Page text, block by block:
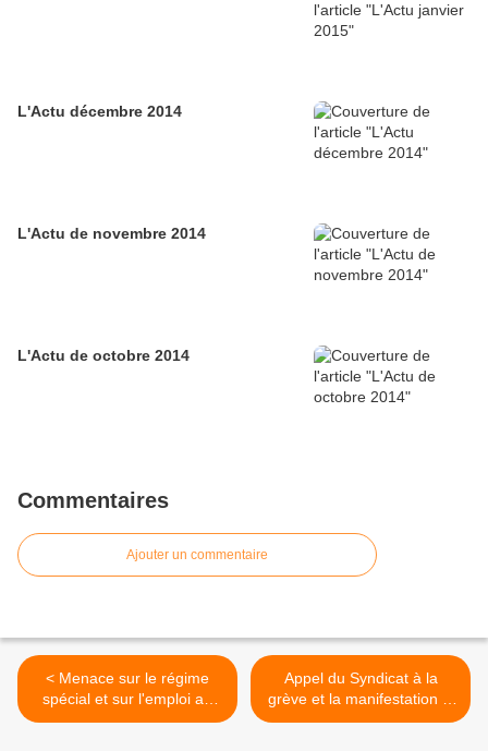
L'Actu décembre 2014
L'Actu de novembre 2014
L'Actu de octobre 2014
Commentaires
Ajouter un commentaire
< Menace sur le régime
spécial et sur l'emploi au
cadre permanent
Appel du Syndicat à la
grève et la manifestation le
mardi 9 avril 2013 >